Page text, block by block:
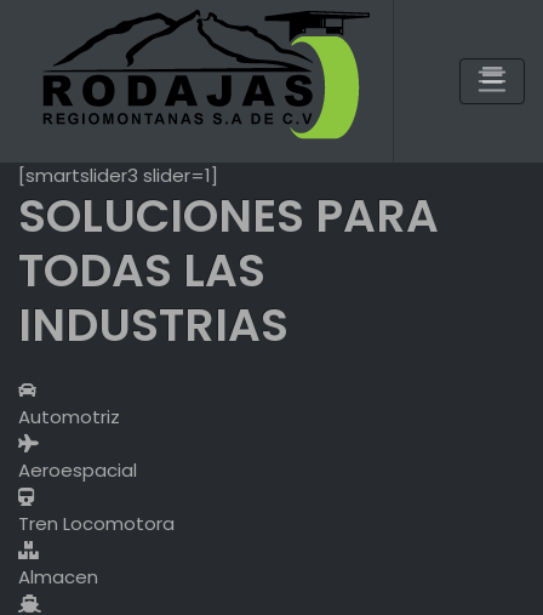
content
[smartslider3 slider=1]
SOLUCIONES PARA
TODAS LAS
INDUSTRIAS
Automotriz
Aeroespacial
Tren Locomotora
Almacen